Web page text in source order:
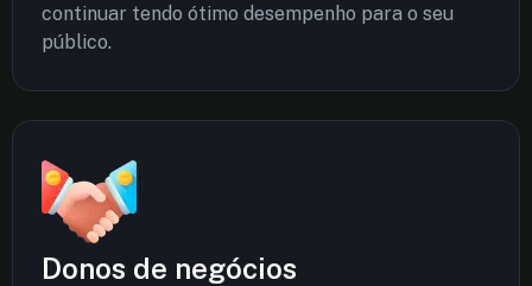
continuar tendo ótimo desempenho para o seu
público.
Donos de negócios